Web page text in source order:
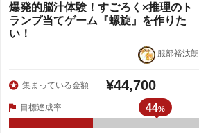
爆発的脳汁体験！すごろく×推理のト
ランプ当てゲーム『螺旋』を作りた
い！
服部裕汰朗
集まっている金額 ¥44,700
目標達成率 44%